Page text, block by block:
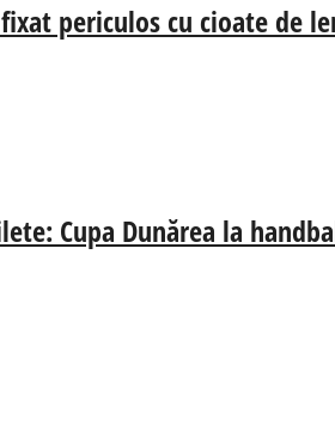
periculos cu cioate de
Cupa Dunărea la